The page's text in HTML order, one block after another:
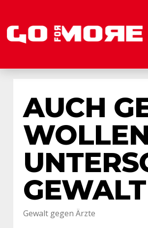
AUCH
GEWALT
Gewalt gegen Ärzte